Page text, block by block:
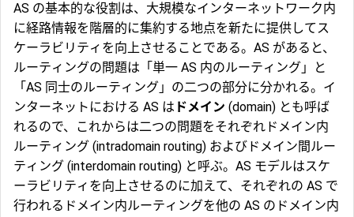
AS の基本的な役割は、大規模なインターネットワーク内
に経路情報を階層的に集約する地点を新たに提供してス
ケーラビリティを向上させることである。AS があると、
ルーティングの問題は「単一 AS 内のルーティング」と
「AS 同士のルーティング」の二つの部分に分かれる。イ
ンターネットにおける AS は ドメイン (domain) とも呼ば
れるので、これからは二つの問題をそれぞれ ドメイン内
ルーティング (intradomain routing) および ドメイン間ルー
ティング (interdomain routing) と呼ぶ。AS モデルはスケ
ーラビリティを向上させるのに加えて、それぞれの AS で
行われるドメイン内ルーティングを他の AS のドメイン内